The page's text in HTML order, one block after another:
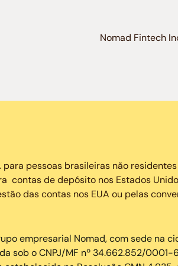
Nomad Fintech
pessoas brasileiras não
de depósito nos Estados
das contas nos EUA ou pelas
empresarial Nomad, com sede na
sob o CNPJ/MF nº 34.662.852/